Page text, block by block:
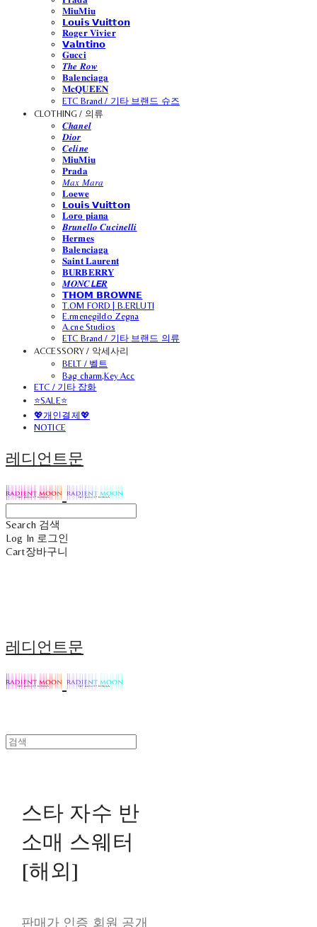
𝐌𝐢𝐮𝐌𝐢𝐮
𝗟𝗼𝘂𝗶𝘀 𝗩𝘂𝗶𝘁𝘁𝗼𝗻
𝐑𝐨𝐠𝐞𝐫 𝐕𝐢𝐯𝐢𝐞𝐫
𝗩𝗮𝗹𝗻𝘁𝗶𝗻𝗼
𝐆𝐮𝐜𝐜𝐢
𝑻𝒉𝒆 𝑹𝒐𝒘
𝐁𝐚𝐥𝐞𝐧𝐜𝐢𝐚𝐠𝐚
𝐌𝐜𝐐𝐔𝐄𝐄𝐍
ETC Brand / 기타 브랜드 슈즈
CLOTHING / 의류
𝑪𝒉𝒂𝒏𝒆𝒍
𝑫𝒊𝒐𝒓
𝑪𝒆𝒍𝒊𝒏𝒆
𝐌𝐢𝐮𝐌𝐢𝐮
𝐏𝐫𝐚𝐝𝐚
𝑀𝑎𝑥 𝑀𝑎𝑟𝑎
𝐋𝐨𝐞𝐰𝐞
𝗟𝗼𝘂𝗶𝘀 𝗩𝘂𝗶𝘁𝘁𝗼𝗻
𝐋𝐨𝐫𝐨 𝐩𝐢𝐚𝐧𝐚
𝑩𝒓𝒖𝒏𝒆𝒍𝒍𝒐 𝑪𝒖𝒄𝒊𝒏𝒆𝒍𝒍𝒊
𝐇𝐞𝐫𝐦𝐞𝐬
𝐁𝐚𝐥𝐞𝐧𝐜𝐢𝐚𝐠𝐚
𝐒𝐚𝐢𝐧𝐭 𝐋𝐚𝐮𝐫𝐞𝐧𝐭
𝐁𝐔𝐑𝐁𝐄𝐑𝐑𝐘
𝑴𝑶𝑵𝑪𝙇𝙀𝑹
𝗧𝗛𝗢𝗠 𝗕𝗥𝗢𝗪𝗡𝗘
T.OM FORD | B.ERLUTI
E.rmenegildo Zegna
A.cne Studios
ETC Brand / 기타 브랜드 의류
ACCESSORY / 악세사리
BELT / 벨트
Bag charm,Key Acc
ETC / 기타 잡화
⭐SALE⭐
💖개인결제💖
NOTICE
레디언트문
Search 검색
Log In 로그인
Cart장바구니
레디언트문
스타 자수 반
소매 스웨터
[해외]
판매가 인증 회원 공개